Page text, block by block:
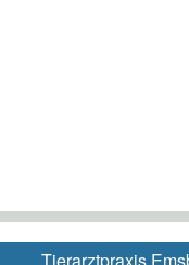
Tierarztpraxis